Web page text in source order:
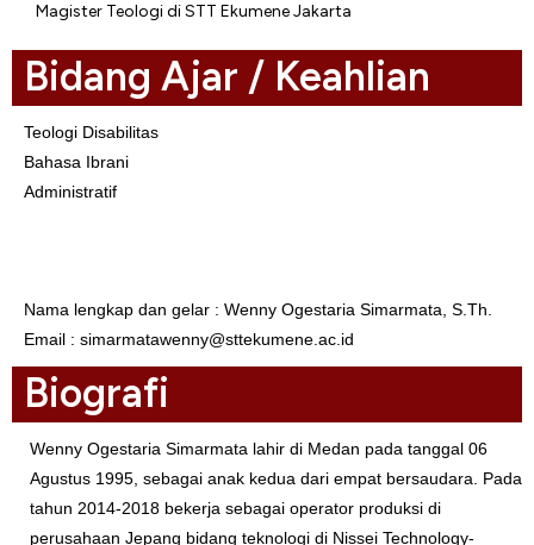
Magister Teologi di STT Ekumene Jakarta
Bidang Ajar / Keahlian
Teologi Disabilitas
Bahasa Ibrani
Administratif
Nama lengkap dan gelar : Wenny Ogestaria Simarmata, S.Th.
Email : simarmatawenny@sttekumene.ac.id
Biografi
Wenny Ogestaria Simarmata lahir di Medan pada tanggal 06
Agustus 1995, sebagai anak kedua dari empat bersaudara. Pada
tahun 2014-2018 bekerja sebagai operator produksi di
perusahaan Jepang bidang teknologi di Nissei Technology-